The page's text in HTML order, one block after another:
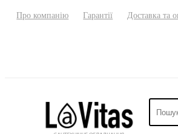
Про компанію Гарантії Доставка та